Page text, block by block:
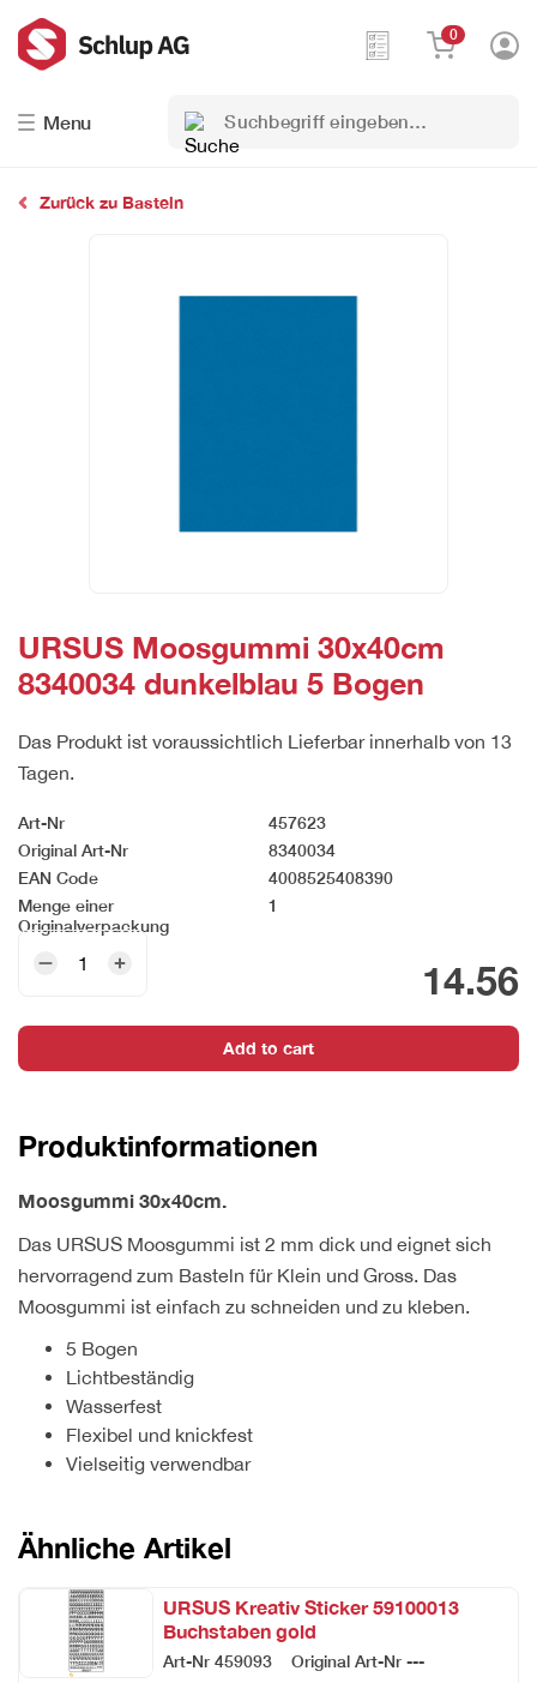
Menu
Suchbegriff
eingeben…
0
Zurück zu Basteln
URSUS Moosgummi 30x40cm
8340034 dunkelblau 5 Bogen
Das Produkt ist voraussichtlich Lieferbar innerhalb von 13
Tagen.
Art-Nr
457623
Original Art-Nr
8340034
EAN Code
4008525408390
Menge einer
Originalverpackung
1
14.56
Moosgummi
8340034
dunkelblau
quantity
Add to cart
Produktinformationen
Moosgummi 30x40cm.
Das URSUS Moosgummi ist 2 mm dick und eignet sich
hervorragend zum Basteln für Klein und Gross. Das
Moosgummi ist einfach zu schneiden und zu kleben.
5 Bogen
Lichtbeständig
Wasserfest
Flexibel und knickfest
Vielseitig verwendbar
Ähnliche Artikel
URSUS Kreativ Sticker 59100013
Buchstaben gold
Art-Nr 459093 Original Art-Nr ---